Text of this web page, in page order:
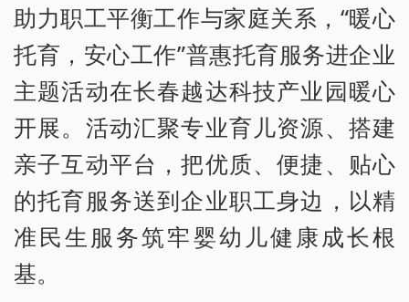
助力职工平衡工作与家庭关系，“暖心
托育，安心工作”普惠托育服务进企业
主题活动在长春越达科技产业园暖心
开展。活动汇聚专业育儿资源、搭建
亲子互动平台，把优质、便捷、贴心
的托育服务送到企业职工身边，以精
准民生服务筑牢婴幼儿健康成长根
基。